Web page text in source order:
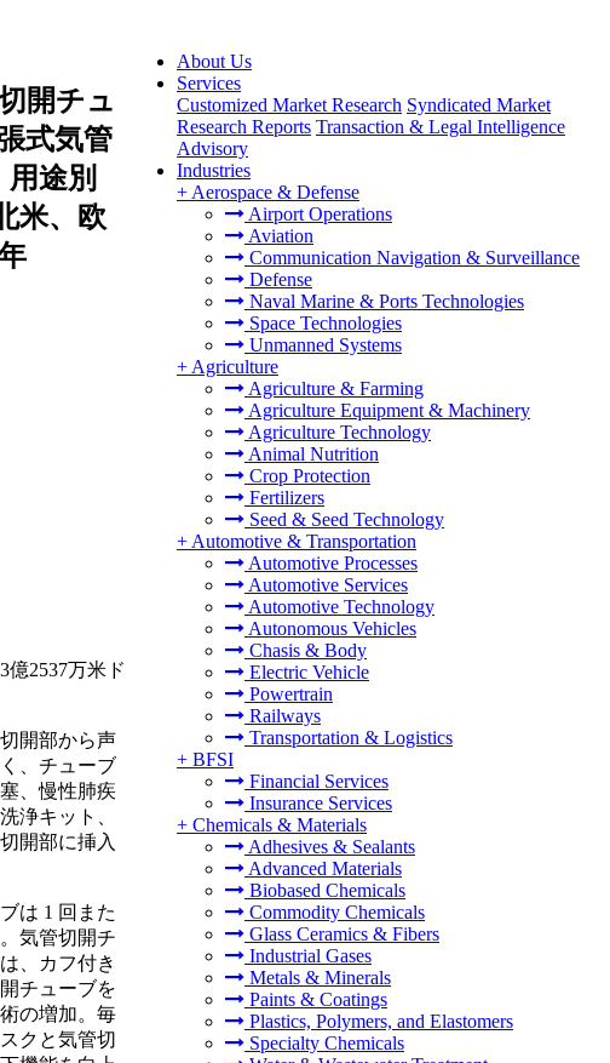
About Us
Services
Customized Market Research Syndicated Market
Research Reports Transaction & Legal Intelligence
Advisory
Industries
+ Aerospace & Defense
Airport Operations
Aviation
Communication Navigation & Surveillance
Defense
Naval Marine & Ports Technologies
Space Technologies
Unmanned Systems
+ Agriculture
Agriculture & Farming
Agriculture Equipment & Machinery
Agriculture Technology
Animal Nutrition
Crop Protection
Fertilizers
Seed & Seed Technology
+ Automotive & Transportation
Automotive Processes
Automotive Services
Automotive Technology
Autonomous Vehicles
Chasis & Body
Electric Vehicle
Powertrain
Railways
Transportation & Logistics
+ BFSI
Financial Services
Insurance Services
+ Chemicals & Materials
Adhesives & Sealants
Advanced Materials
Biobased Chemicals
Commodity Chemicals
Glass Ceramics & Fibers
Industrial Gases
Metals & Minerals
Paints & Coatings
Plastics, Polymers, and Elastomers
Specialty Chemicals
開チュ
式気管
途別
米、欧
億2537万米ド
開部から声
、チューブ
、慢性肺疾
浄キット、
開部に挿入
は 1 回また
気管切開チ
、カフ付き
チューブを
の増加。毎
クと気管切